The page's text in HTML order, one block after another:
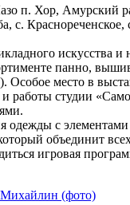
п. Хор, Амурский
панно,
место в
работы студии
одежды с
объединит
игровая
Михайлин (фото)